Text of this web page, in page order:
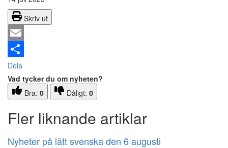
Skriv ut
Email
Dela
Vad tycker du om nyheten?
Bra: 0 Dåligt: 0
Fler liknande artiklar
Nyheter på lätt svenska den 6 augusti